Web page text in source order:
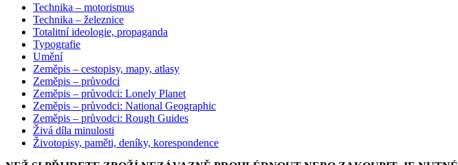
Technika – motorismus
Technika – železnice
Totalitní ideologie, propaganda
Typografie
Umění
Zeměpis – cestopisy, mapy, atlasy
Zeměpis – průvodci
Zeměpis – průvodci: Lonely Planet
Zeměpis – průvodci: National Geographic
Zeměpis – průvodci: Rough Guides
Živá díla minulosti
Životopisy, paměti, deníky, korespondence